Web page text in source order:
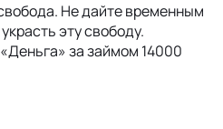
Не дайте временным
эту свободу.
за займом 14000